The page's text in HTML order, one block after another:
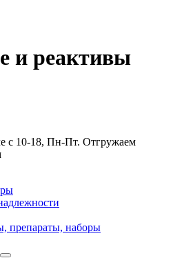
и реактивы
с 10-18, Пн-Пт. Отгружаем
препараты, наборы